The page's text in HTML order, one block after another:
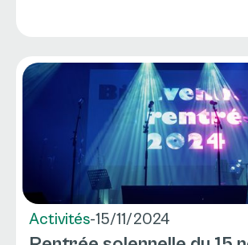
Activités-15/11/2024